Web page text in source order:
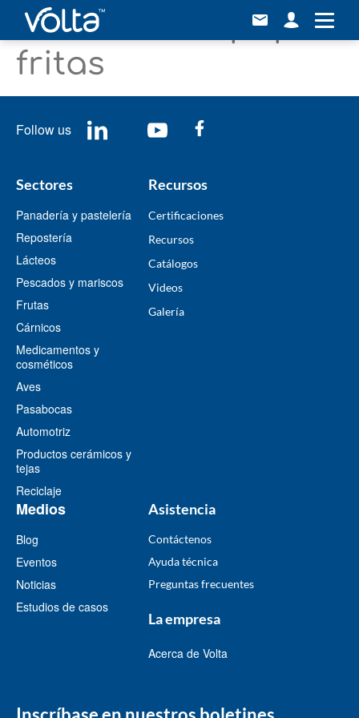
Industria de papas
fritas
Follow us
Sectores
Panadería y pastelería
Repostería
Lácteos
Pescados y mariscos
Frutas
Cárnicos
Medicamentos y
cosméticos
Aves
Pasabocas
Automotriz
Productos cerámicos y
tejas
Reciclaje
Recursos
Certificaciones
Recursos
​Catálogos​
Videos
​Galería
Medios
Blog
Eventos
Noticias
Estudios de casos
Asistencia
Contáctenos
Ayuda técnica
Preguntas frecuentes
La empresa
Acerca de Volta